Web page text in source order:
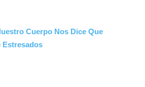
Cuerpo Nos Dice Que
Estresados